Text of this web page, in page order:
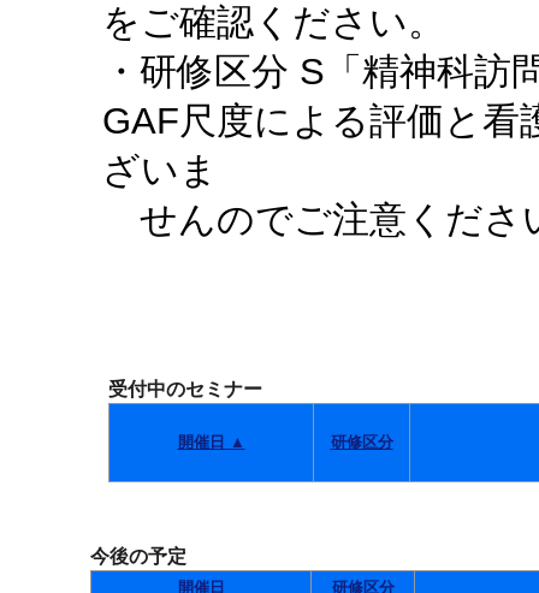
をご確認ください。
・研修区分 S「精神科
GAF尺度による評価と看
ざいま
せんのでご注意くださ
受付中のセミナー
開催日 ▲ 研修区分
今後の予定
開催日 研修区分